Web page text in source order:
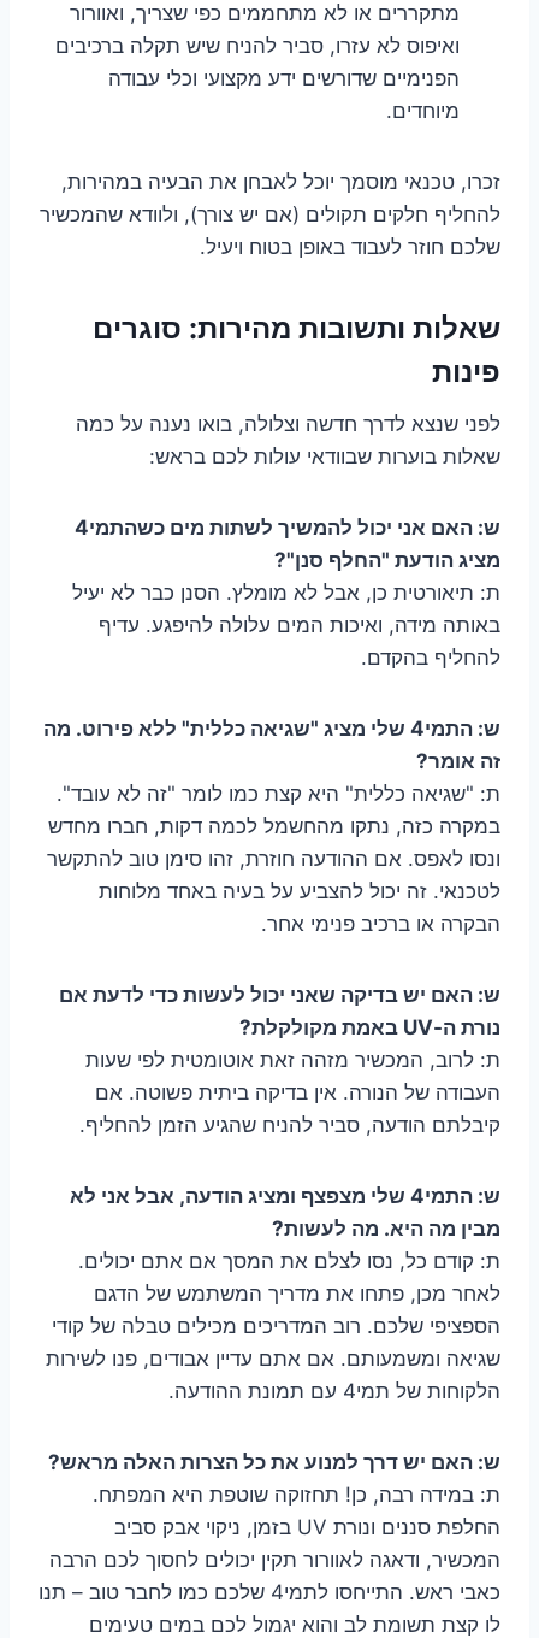
מתקררים או לא מתחממים כפי שצריך, ואוורור
ואיפוס לא עזרו, סביר להניח שיש תקלה ברכיבים
הפנימיים שדורשים ידע מקצועי וכלי עבודה
מיוחדים.
זכרו, טכנאי מוסמך יוכל לאבחן את הבעיה במהירות,
להחליף חלקים תקולים (אם יש צורך), ולוודא שהמכשיר
שלכם חוזר לעבוד באופן בטוח ויעיל.
שאלות ותשובות מהירות: סוגרים
פינות
לפני שנצא לדרך חדשה וצלולה, בואו נענה על כמה
שאלות בוערות שבוודאי עולות לכם בראש:
ש: האם אני יכול להמשיך לשתות מים כשהתמי4
מציג הודעת "החלף סנן"?
ת: תיאורטית כן, אבל לא מומלץ. הסנן כבר לא יעיל
באותה מידה, ואיכות המים עלולה להיפגע. עדיף
להחליף בהקדם.
ש: התמי4 שלי מציג "שגיאה כללית" ללא פירוט. מה
זה אומר?
ת: "שגיאה כללית" היא קצת כמו לומר "זה לא עובד".
במקרה כזה, נתקו מהחשמל לכמה דקות, חברו מחדש
ונסו לאפס. אם ההודעה חוזרת, זהו סימן טוב להתקשר
לטכנאי. זה יכול להצביע על בעיה באחד מלוחות
הבקרה או ברכיב פנימי אחר.
ש: האם יש בדיקה שאני יכול לעשות כדי לדעת אם
נורת ה-UV באמת מקולקלת?
ת: לרוב, המכשיר מזהה זאת אוטומטית לפי שעות
העבודה של הנורה. אין בדיקה ביתית פשוטה. אם
קיבלתם הודעה, סביר להניח שהגיע הזמן להחליף.
ש: התמי4 שלי מצפצף ומציג הודעה, אבל אני לא
מבין מה היא. מה לעשות?
ת: קודם כל, נסו לצלם את המסך אם אתם יכולים.
לאחר מכן, פתחו את מדריך המשתמש של הדגם
הספציפי שלכם. רוב המדריכים מכילים טבלה של קודי
שגיאה ומשמעותם. אם אתם עדיין אבודים, פנו לשירות
הלקוחות של תמי4 עם תמונת ההודעה.
ש: האם יש דרך למנוע את כל הצרות האלה מראש?
ת: במידה רבה, כן! תחזוקה שוטפת היא המפתח.
החלפת סננים ונורת UV בזמן, ניקוי אבק סביב
המכשיר, ודאגה לאוורור תקין יכולים לחסוך לכם הרבה
כאבי ראש. התייחסו לתמי4 שלכם כמו לחבר טוב – תנו
לו קצת תשומת לב והוא יגמול לכם במים טעימים